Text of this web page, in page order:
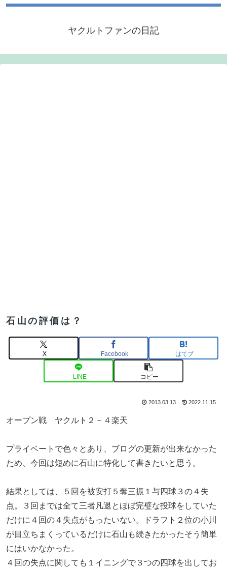
ヤクルトファンの日記
石山の評価は？
X Facebook はてブ
LINE コピー
2013.03.13 2022.11.15
オープン戦 ヤクルト２－４楽天
プライベートで色々とあり、ブログの更新が出来なかった
ため、今回は短めに石山に特化して書きたいと思う。
結果としては、５回を被安打５奪三振１与四球３の４失
点。３回までは全て三者凡退とほぼ完璧な投球をしていた
だけに４回の４失点がもったいない。ドラフト２位の小川
が目立ちまくっているだけに石山も続きたかったそう簡単
にはいかなかった。
４回の失点に関しても１イニングで３つの四球を出してお